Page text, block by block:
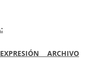
EXPRESIÓN ARCHIVO